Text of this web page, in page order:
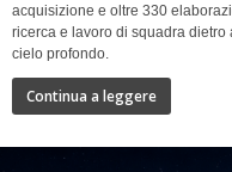
acquisizione e oltre 330
ricerca e lavoro di squadra
cielo profondo.
Continua a leggere